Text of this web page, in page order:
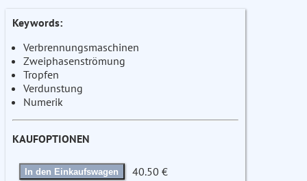
Keywords:
Verbrennungsmaschinen
Zweiphasenströmung
Tropfen
Verdunstung
Numerik
KAUFOPTIONEN
In den Einkaufswagen 40.50 €